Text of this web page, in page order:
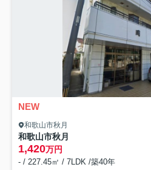
NEW
和歌山市秋月
和歌山市秋月
1,420万円
- / 227.45㎡ / 7LDK /築40年